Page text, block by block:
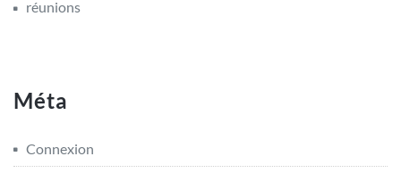
réunions
Méta
Connexion